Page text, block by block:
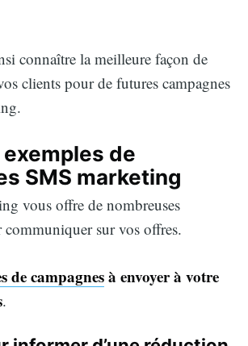
connaître la meilleure façon de
clients pour de futures campagnes
de
SMS marketing
vous offre de nombreuses
sur vos offres.
de campagnesà envoyer à votre
.